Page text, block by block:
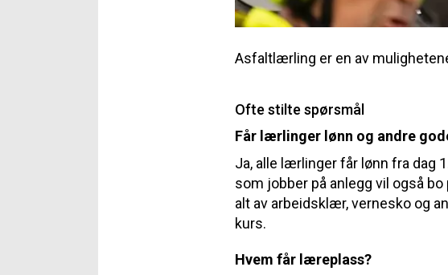
Asfaltlærling er en av
Ofte stilte spørsmål
Får lærlinger lønn og andre
Ja, alle lærlinger får lønn fra dag
som jobber på anlegg vil også
alt av arbeidsklær, vernesko og
kurs.
Hvem får læreplass?